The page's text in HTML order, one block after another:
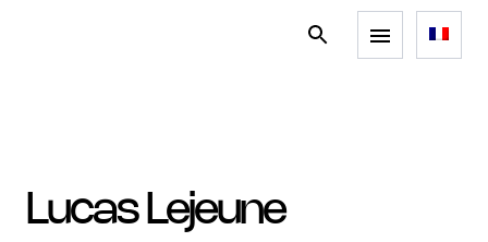
Lucas Lejeune